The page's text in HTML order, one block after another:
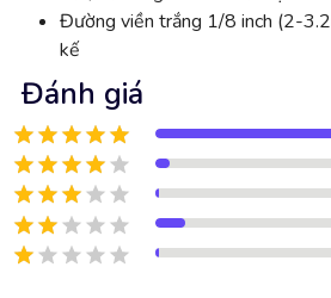
Đường viền trắng 1/8 inch (2-
kế
Đánh giá